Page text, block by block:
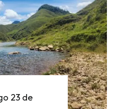
23 de